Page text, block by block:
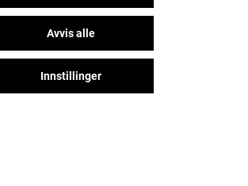
Avvis alle
Innstillinger